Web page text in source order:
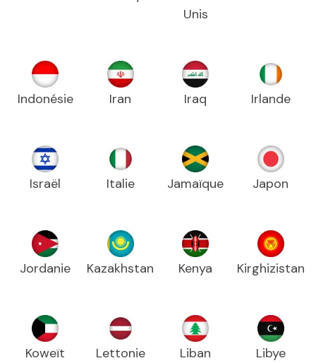
Unis
Indonésie Iran Iraq Irlande
Israël Italie Jamaïque Japon
Jordanie Kazakhstan Kenya Kirghizistan
Koweït Lettonie Liban Libye